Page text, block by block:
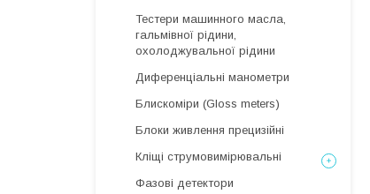
Тестери машинного масла,
гальмівної рідини,
охолоджувальної рідини
Диференціальні манометри
Блискоміри (Gloss meters)
Блоки живлення прецизійні
Кліщі струмовимірювальні
Фазові детектори